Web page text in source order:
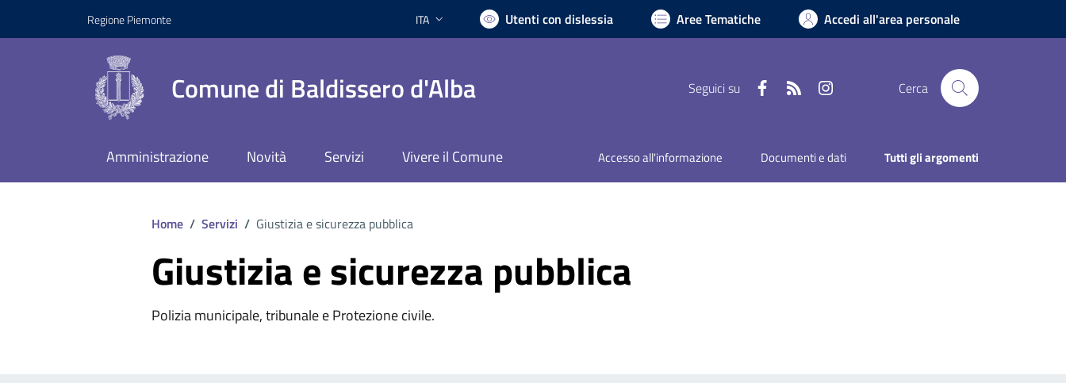
Regione Piemonte Lingua attiva:
ITA Utenti con dislessia Aree Tematiche Accedi all'area personale
Comune di Baldissero d'Alba Seguici su FacebookRSS Cerca
Amministrazione Novità Servizi Vivere il Comune Accesso all'informazione Documenti e dati Tutti gli argomenti
Home / Servizi / Giustizia e sicurezza pubblica
Giustizia e sicurezza pubblica
Polizia municipale, tribunale e Protezione civile.